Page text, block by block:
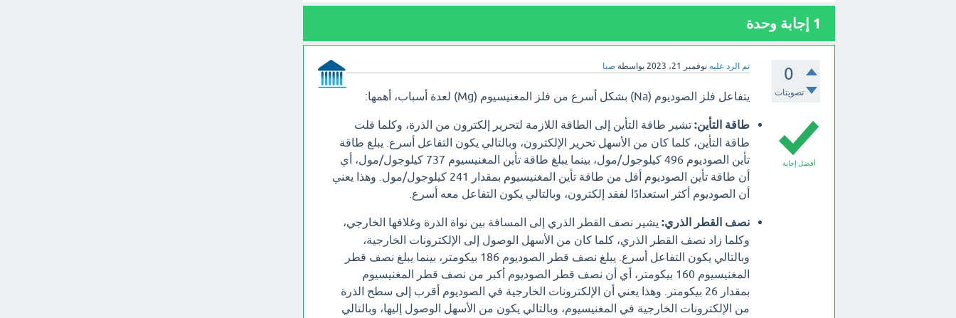
1 إجابة وحدة
0
تصويتات
تم الرد عليه نوفمبر 21، 2023 بواسطة صبا
أفضل إجابة
يتفاعل فلز الصوديوم (Na) بشكل أسرع من فلز المغنيسيوم (Mg) لعدة أسباب، أهمها:
طاقة التأين:تشير طاقة التأين إلى الطاقة اللازمة لتحرير إلكترون من الذرة، وكلما قلت
طاقة التأين، كلما كان من الأسهل تحرير الإلكترون، وبالتالي يكون التفاعل أسرع. يبلغ طاقة
تأين الصوديوم 496 كيلوجول/مول، بينما يبلغ طاقة تأين المغنيسيوم 737 كيلوجول/مول، أي
أن طاقة تأين الصوديوم أقل من طاقة تأين المغنيسيوم بمقدار 241 كيلوجول/مول. وهذا يعني
أن الصوديوم أكثر استعدادًا لفقد إلكترون، وبالتالي يكون التفاعل معه أسرع.
نصف القطر الذري:يشير نصف القطر الذري إلى المسافة بين نواة الذرة وغلافها الخارجي،
وكلما زاد نصف القطر الذري، كلما كان من الأسهل الوصول إلى الإلكترونات الخارجية،
وبالتالي يكون التفاعل أسرع. يبلغ نصف قطر الصوديوم 186 بيكومتر، بينما يبلغ نصف قطر
المغنيسيوم 160 بيكومتر، أي أن نصف قطر الصوديوم أكبر من نصف قطر المغنيسيوم
بمقدار 26 بيكومتر. وهذا يعني أن الإلكترونات الخارجية في الصوديوم أقرب إلى سطح الذرة
من الإلكترونات الخارجية في المغنيسيوم، وبالتالي يكون من الأسهل الوصول إليها، وبالتالي